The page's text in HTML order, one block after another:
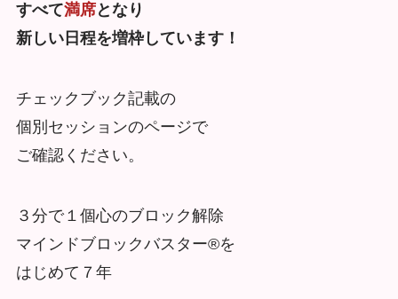
すべて満席となり
新しい日程を増枠しています！
チェックブック記載の
個別セッションのページで
ご確認ください。
３分で１個心のブロック解除
マインドブロックバスター®を
はじめて７年